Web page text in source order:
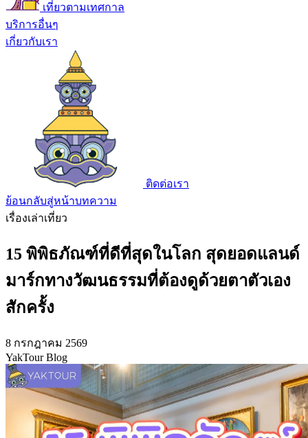
เที่ยวตามเทศกาล
บริการอื่นๆ
เกี่ยวกับเรา
ติดต่อเรา
ย้อนกลับสู่หน้าบทความ
เรื่องเล่าเที่ยว
15 พิพิธภัณฑ์ที่ดีที่สุดในโลก สุดยอดแลนด์
มาร์กทางวัฒนธรรมที่ต้องดูด้วยตาตัวเอง
สักครั้ง
8 กรกฎาคม 2569
YakTour Blog